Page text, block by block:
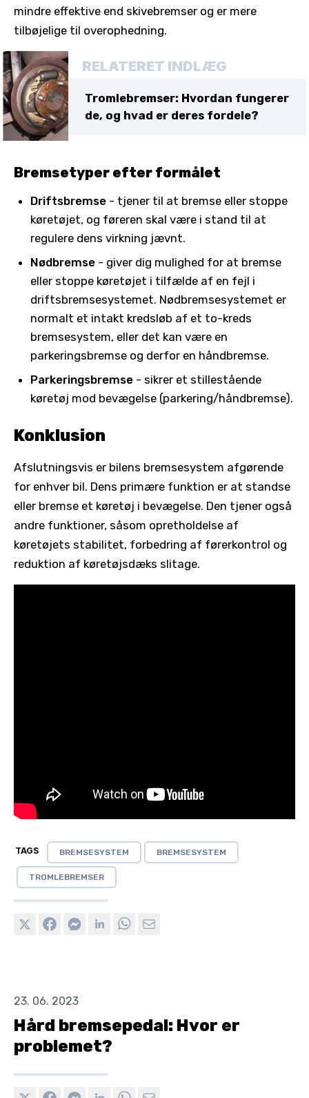
mindre effektive end skivebremser og er mere
tilbøjelige til overophedning.
RELATERET INDLÆG
Tromlebremser: Hvordan fungerer
de, og hvad er deres fordele?
Bremsetyper efter formålet
Driftsbremse - tjener til at bremse eller stoppe
køretøjet, og føreren skal være i stand til at
regulere dens virkning jævnt.
Nødbremse - giver dig mulighed for at bremse
eller stoppe køretøjet i tilfælde af en fejl i
driftsbremsesystemet. Nødbremsesystemet er
normalt et intakt kredsløb af et to-kreds
bremsesystem, eller det kan være en
parkeringsbremse og derfor en håndbremse.
Parkeringsbremse - sikrer et stillestående
køretøj mod bevægelse (parkering/håndbremse).
Konklusion
Afslutningsvis er bilens bremsesystem afgørende
for enhver bil. Dens primære funktion er at standse
eller bremse et køretøj i bevægelse. Den tjener også
andre funktioner, såsom opretholdelse af
køretøjets stabilitet, forbedring af førerkontrol og
reduktion af køretøjsdæks slitage.
TAGS BREMSESYSTEM BREMSESYSTEM
TROMLEBREMSER
23. 06. 2023
Hård bremsepedal: Hvor er
problemet?